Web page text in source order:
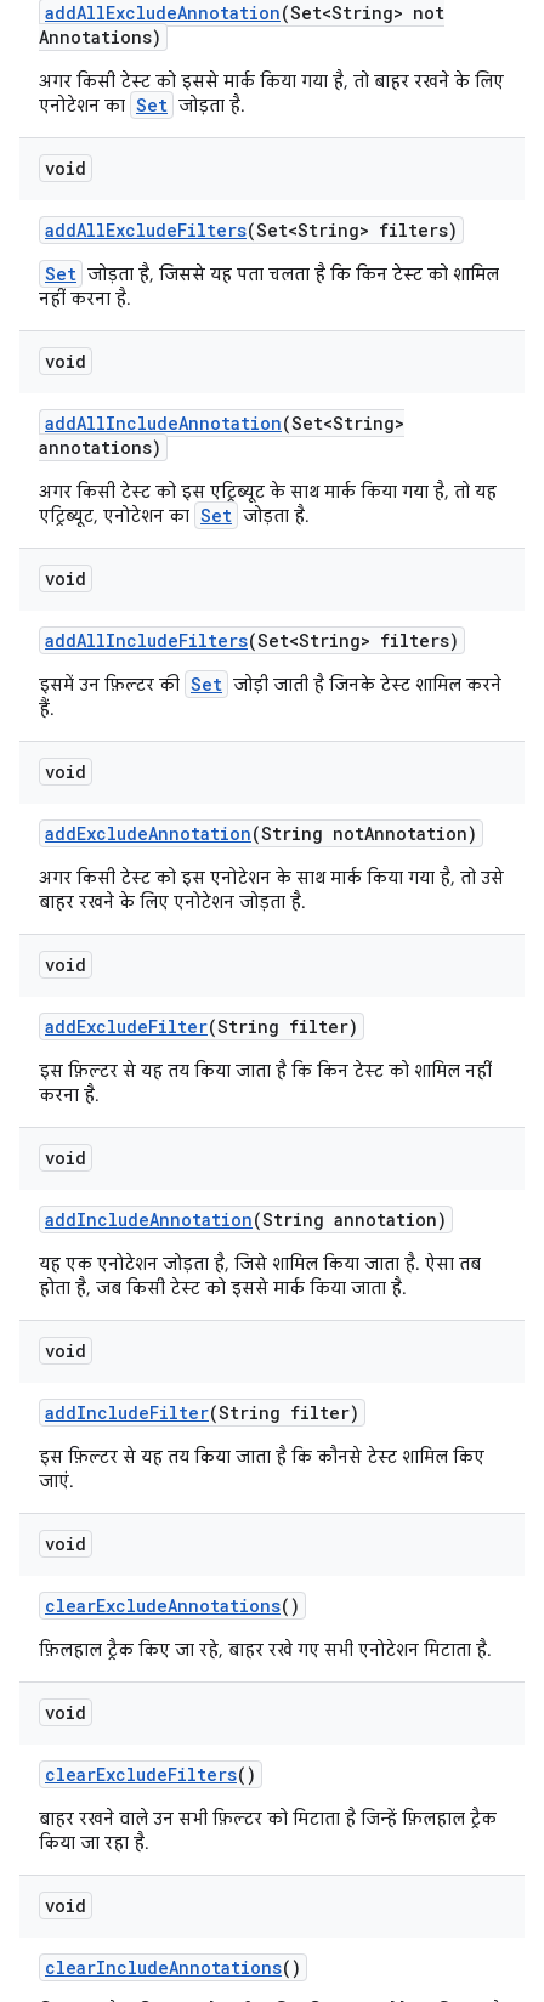
addAllExcludeAnnotation(Set<String> not
Annotations)
अगर किसी टेस्ट को इससे मार्क किया गया है, तो बाहर रखने के लिए
एनोटेशन का Set जोड़ता है.
void
addAllExcludeFilters(Set<String> filters)
Set जोड़ता है, जिससे यह पता चलता है कि किन टेस्ट को शामिल
नहीं करना है.
void
addAllIncludeAnnotation(Set<String>
annotations)
अगर किसी टेस्ट को इस एट्रिब्यूट के साथ मार्क किया गया है, तो यह
एट्रिब्यूट, एनोटेशन का Set जोड़ता है.
void
addAllIncludeFilters(Set<String> filters)
इसमें उन फ़िल्टर की Set जोड़ी जाती है जिनके टेस्ट शामिल करने
हैं.
void
addExcludeAnnotation(String notAnnotation)
अगर किसी टेस्ट को इस एनोटेशन के साथ मार्क किया गया है, तो उसे
बाहर रखने के लिए एनोटेशन जोड़ता है.
void
addExcludeFilter(String filter)
इस फ़िल्टर से यह तय किया जाता है कि किन टेस्ट को शामिल नहीं
करना है.
void
addIncludeAnnotation(String annotation)
यह एक एनोटेशन जोड़ता है, जिसे शामिल किया जाता है. ऐसा तब
होता है, जब किसी टेस्ट को इससे मार्क किया जाता है.
void
addIncludeFilter(String filter)
इस फ़िल्टर से यह तय किया जाता है कि कौनसे टेस्ट शामिल किए
जाएं.
void
clearExcludeAnnotations()
फ़िलहाल ट्रैक किए जा रहे, बाहर रखे गए सभी एनोटेशन मिटाता है.
void
clearExcludeFilters()
बाहर रखने वाले उन सभी फ़िल्टर को मिटाता है जिन्हें फ़िलहाल ट्रैक
किया जा रहा है.
void
clearIncludeAnnotations()